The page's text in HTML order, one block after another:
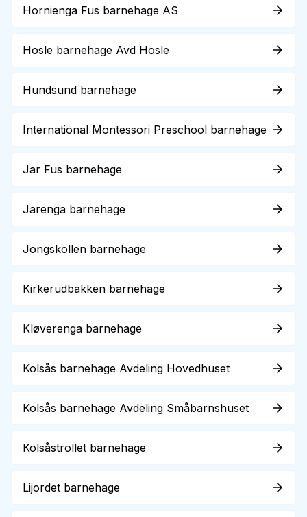
Hornienga Fus barnehage AS
Hosle barnehage Avd Hosle
Hundsund barnehage
International Montessori Preschool barnehage
Jar Fus barnehage
Jarenga barnehage
Jongskollen barnehage
Kirkerudbakken barnehage
Kløverenga barnehage
Kolsås barnehage Avdeling Hovedhuset
Kolsås barnehage Avdeling Småbarnshuset
Kolsåstrollet barnehage
Lijordet barnehage